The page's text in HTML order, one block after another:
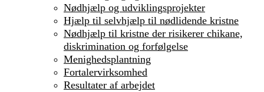
Nødhjælp og udviklingsprojekter
Hjælp til selvhjælp til nødlidende kristne
Nødhjælp til kristne der risikerer chikane,
diskrimination og forfølgelse
Menighedsplantning
Fortalervirksomhed
Resultater af arbejdet